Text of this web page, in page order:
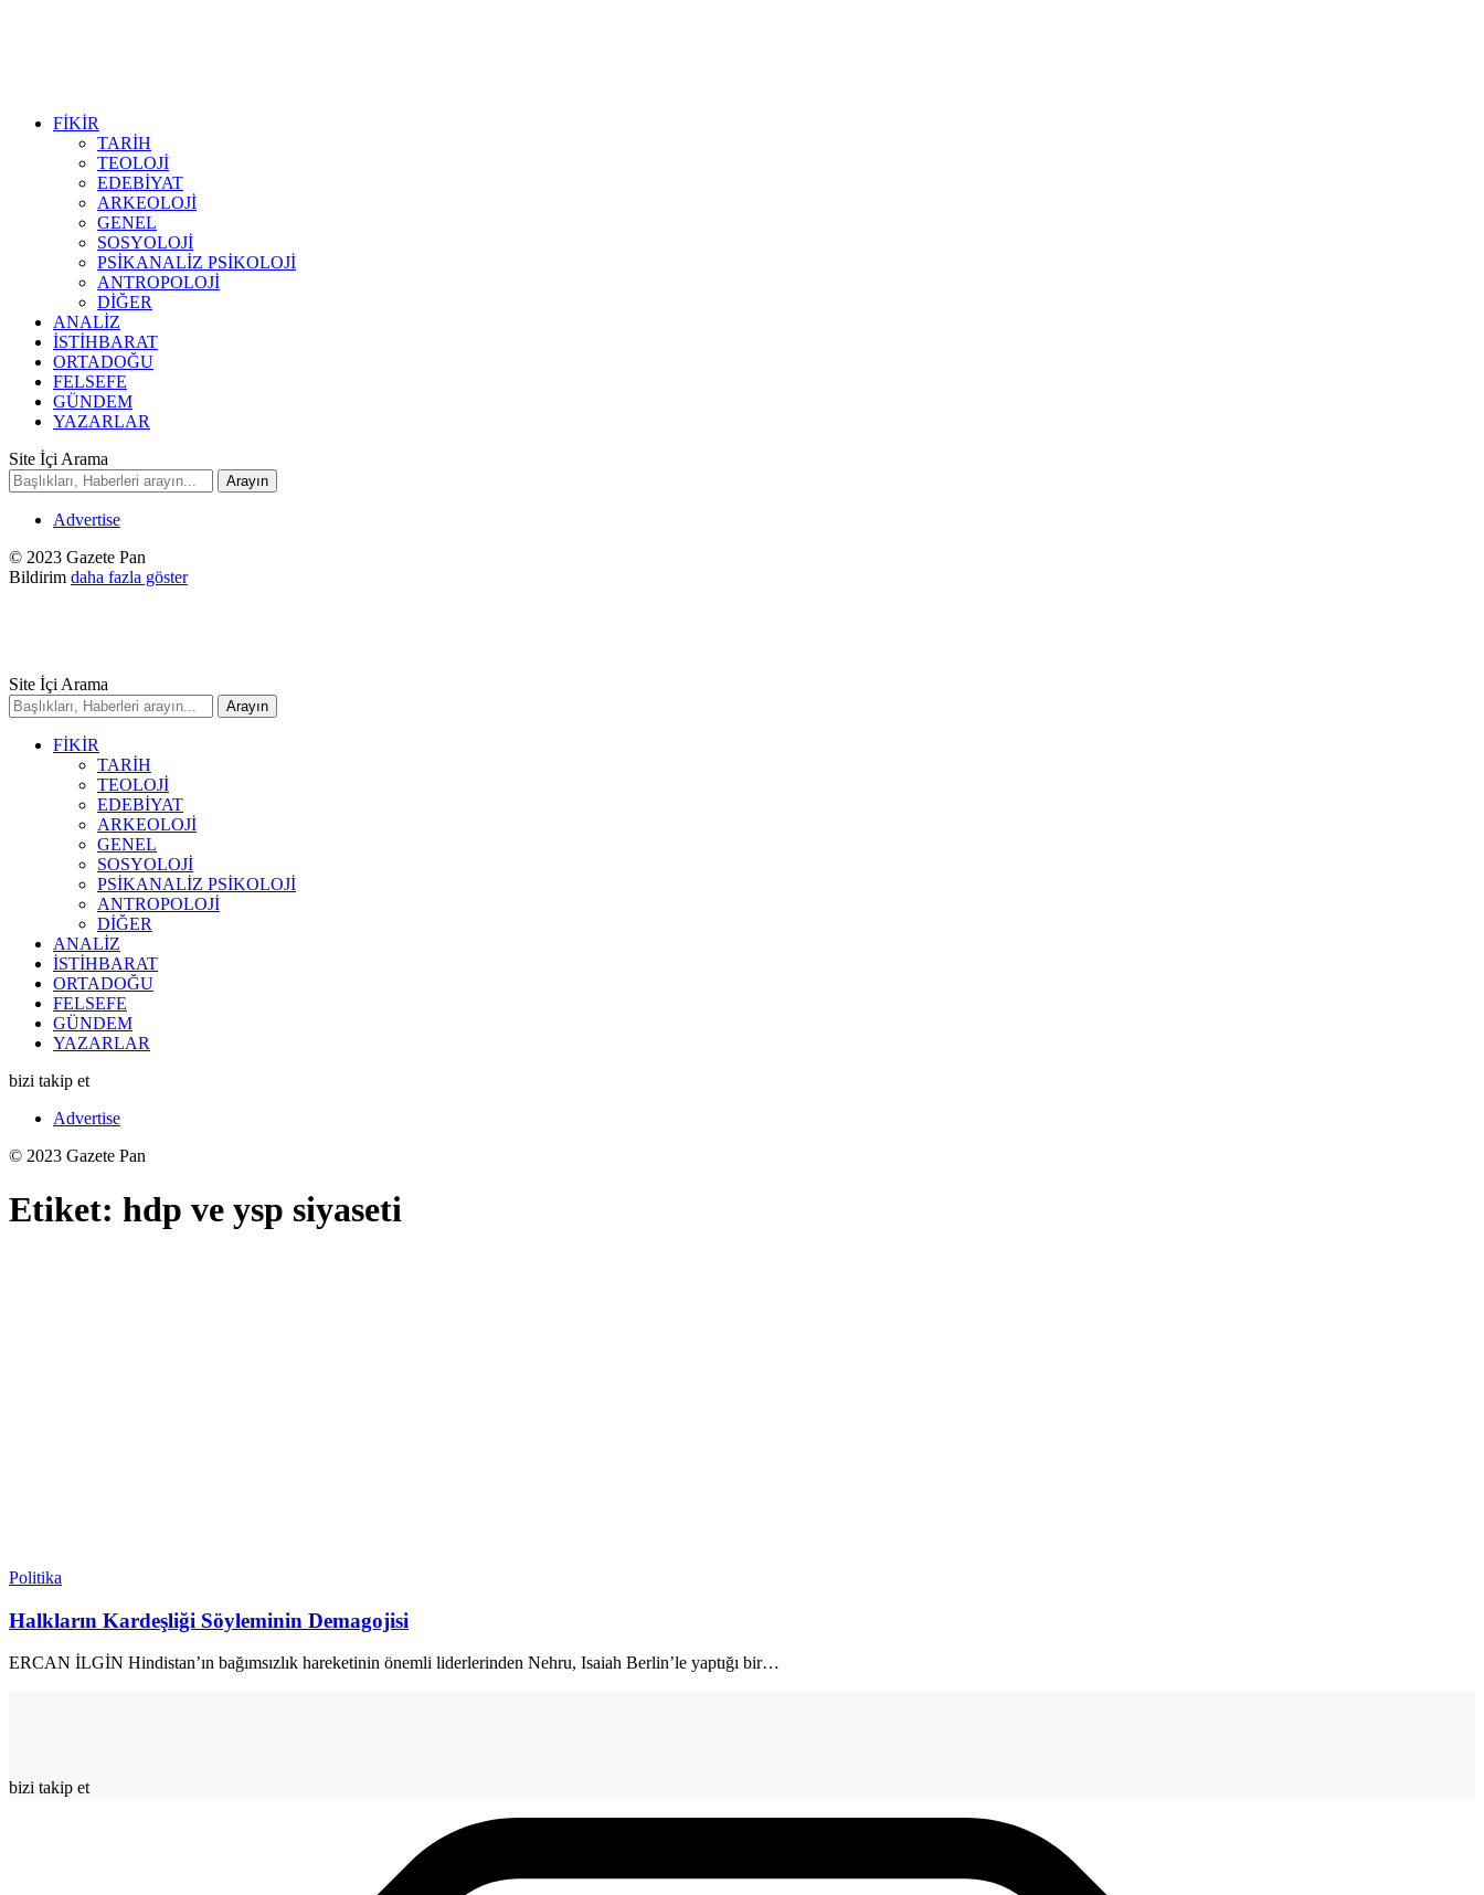
FİKİR
TARİH
TEOLOJİ
EDEBİYAT
ARKEOLOJİ
GENEL
SOSYOLOJİ
PSİKANALİZ PSİKOLOJİ
ANTROPOLOJİ
DİĞER
ANALİZ
İSTİHBARAT
ORTADOĞU
FELSEFE
GÜNDEM
YAZARLAR
Site İçi Arama
Advertise
© 2023 Gazete Pan
Bildirim daha fazla göster
Site İçi Arama
FİKİR
TARİH
TEOLOJİ
EDEBİYAT
ARKEOLOJİ
GENEL
SOSYOLOJİ
PSİKANALİZ PSİKOLOJİ
ANTROPOLOJİ
DİĞER
ANALİZ
İSTİHBARAT
ORTADOĞU
FELSEFE
GÜNDEM
YAZARLAR
bizi takip et
Advertise
© 2023 Gazete Pan
Etiket: hdp ve ysp siyaseti
Politika
Halkların Kardeşliği Söyleminin Demagojisi
ERCAN İLGİN Hindistan’ın bağımsızlık hareketinin önemli liderlerinden Nehru, Isaiah Berlin’le yaptığı bir…
bizi takip et